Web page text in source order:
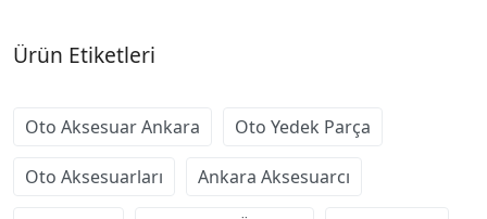
Ürün Etiketleri
Oto Aksesuar Ankara Oto Yedek Parça
Oto Aksesuarları Ankara Aksesuarcı